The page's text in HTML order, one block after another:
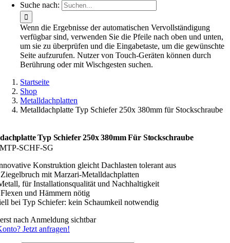
Suche nach:
Wenn die Ergebnisse der automatischen Vervollständigung
verfügbar sind, verwenden Sie die Pfeile nach oben und unten,
um sie zu überprüfen und die Eingabetaste, um die gewünschte
Seite aufzurufen. Nutzer von Touch-Geräten können durch
Berührung oder mit Wischgesten suchen.
Startseite
Shop
Metalldachplatten
Metalldachplatte Typ Schiefer 250x 380mm für Stockschraube
Typ Schiefer 250x 380mm Für Stockschraube
MTP-SCHF-SG
Konstruktion gleicht Dachlasten tolerant aus
mit Marzari-Metalldachplatten
für Installationsqualität und Nachhaltigkeit
und Hämmern nötig
bei Typ Schiefer: kein Schaumkeil notwendig
nach Anmeldung sichtbar
Jetzt anfragen!